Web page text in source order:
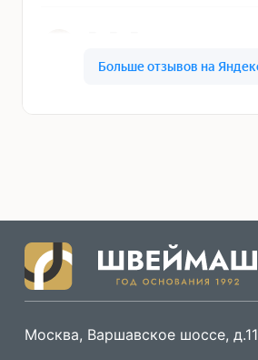
Москва, Варшавское шоссе, д.11